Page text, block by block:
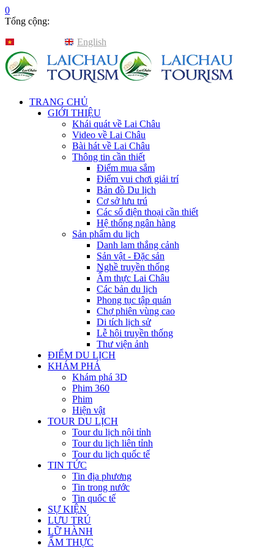
0
Tổng cộng:
English
TRANG CHỦ
GIỚI THIỆU
Khái quát về Lai Châu
Video về Lai Châu
Bài hát về Lai Châu
Thông tin cần thiết
Điểm mua sắm
Điểm vui chơi giải trí
Bản đồ Du lịch
Cơ sở lưu trú
Các số điện thoại cần thiết
Hệ thống ngân hàng
Sản phẩm du lịch
Danh lam thắng cảnh
Sản vật - Đặc sản
Nghề truyền thống
Ẩm thực Lai Châu
Các bản du lịch
Phong tục tập quán
Chợ phiên vùng cao
Di tích lịch sử
Lễ hội truyền thống
Thư viện ảnh
ĐIỂM DU LỊCH
KHÁM PHÁ
Khám phá 3D
Phim 360
Phim
Hiện vật
TOUR DU LỊCH
Tour du lịch nội tỉnh
Tour du lịch liên tỉnh
Tour du lịch quốc tế
TIN TỨC
Tin địa phương
Tin trong nước
Tin quốc tế
SỰ KIỆN
LƯU TRÚ
LỮ HÀNH
ẨM THỰC